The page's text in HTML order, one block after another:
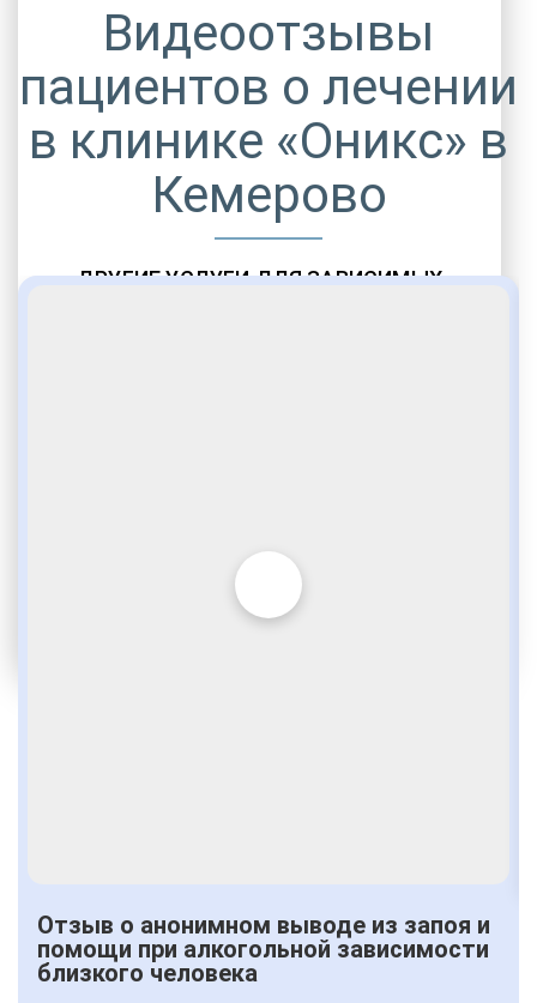
ДРУГИЕ УСЛУГИ ДЛЯ ЗАВИСИМЫХ
Видеоотзывы
пациентов о лечении
в клинике «Оникс» в
Кемерово
Отзыв о анонимном выводе из запоя и
помощи при алкогольной зависимости
близкого человека